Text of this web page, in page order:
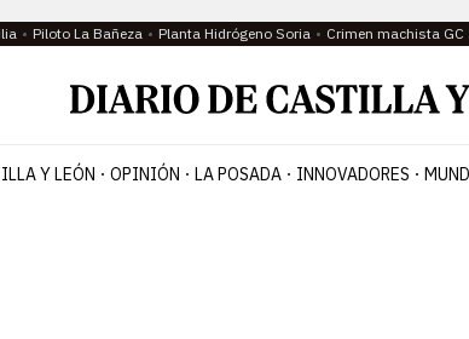
Piloto La Bañeza Planta Hidrógeno Soria Crimen machista
Y LEÓN OPINIÓN LA POSADA INNOVADORES